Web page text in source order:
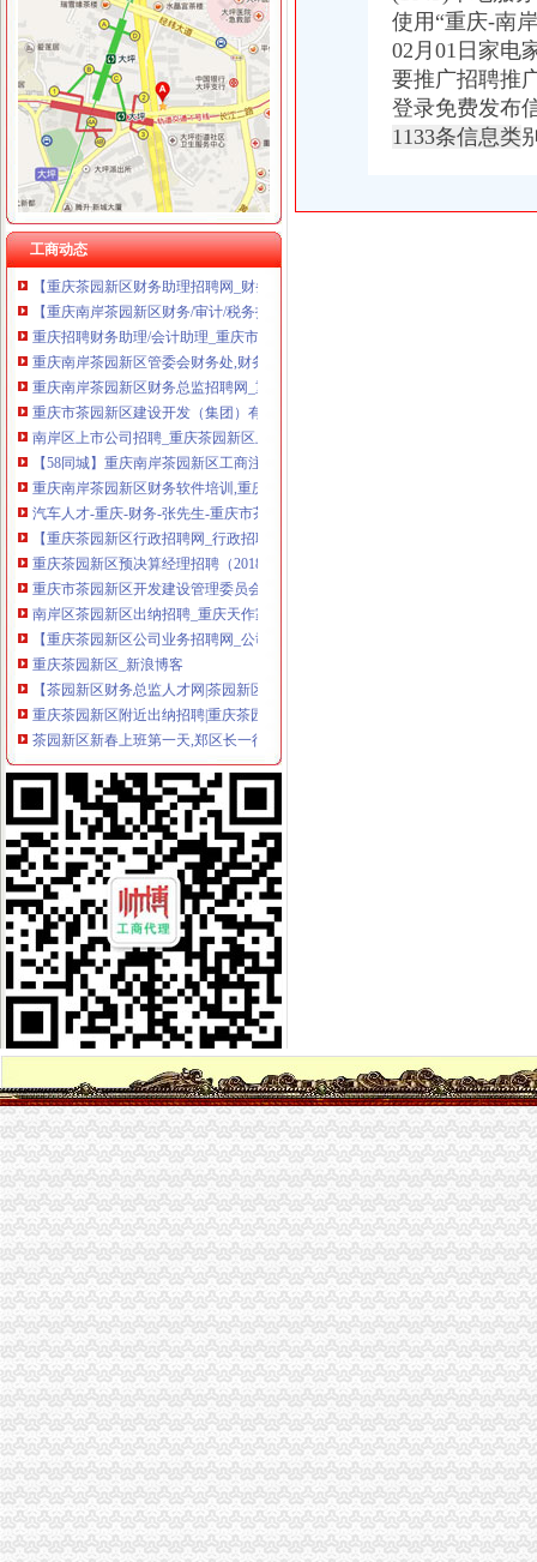
工商动态
茶园新区财务公司
南岸区茶园新区H标准分区19-1/02（局部）、19-7/02（局部）、19-12/
重庆茶园新区附近培训招聘|重庆茶园新区附近培训职位信息汇总|重庆
重庆凌进电子有限公司,重庆市南岸区茶园新区长江工业园江迎路11号
[重庆茶园新区]某科技公司新建厂区技术中心1号楼建筑施工图-办公建
重庆开发商争相入驻茶园新区南岸商圈添新商业-铜房网
重庆到家了网络科技有限公司南岸区茶园新区分公司_【电话地址_招聘
【茶园新区财务主管招聘|茶园新区审计主管招聘|茶园新区统计主管招
【重庆茶园新区财务助理招聘网_财务助理招聘信息】-重庆智联招聘
【重庆南岸茶园新区财务/审计/税务招聘网|2018年重庆南岸茶园新区财
重庆招聘财务助理/会计助理_重庆市一方财务代理有限公司招聘-汇博网
重庆南岸茶园新区管委会财务处,财务管理培训,财务管理知识-报名
重庆南岸茶园新区财务总监招聘网_重庆南岸茶园新区财务总监人才网_
重庆市茶园新区建设开发（集团）有限公司_【信用信息_诉讼信息_财
南岸区上市公司招聘_重庆茶园新区上市公司招聘信息_求职找工作-重
【58同城】重庆南岸茶园新区工商注册_公司注册代理_代办注册公司价
重庆南岸茶园新区财务软件培训,重庆南岸茶园新区财务软件培训班,
汽车人才-重庆-财务-张先生-重庆市茶园新区管委会|汽车人招聘网
【重庆茶园新区行政招聘网_行政招聘信息】-重庆智联招聘
重庆茶园新区预决算经理招聘（2018年）-职友集（让就业决策更聪明
重庆市茶园新区开发建设管理委员会_【电话地址_招聘信息_注册信息_
南岸区茶园新区出纳招聘_重庆天作家具有限公司招聘信息_联英人才网
【重庆茶园新区公司业务招聘网_公司业务招聘信息】-重庆智联招聘
重庆茶园新区_新浪博客
【茶园新区财务总监人才网|茶园新区财务总监求职|茶园新区财务经理
重庆茶园新区附近出纳招聘|重庆茶园新区附近出纳职位信息汇总|重庆
茶园新区新春上班第一天,郑区长一行视察茶园新区-重庆市南岸区人
重庆茶园新区融资招聘（2018年）-职友集（让就业决策更聪明）
重庆副总裁/副总经理：茶园新区高薪诚聘副总-重庆爱问分类
重庆南岸茶园新区会计实务培训,重庆南岸茶园新区会计实操培训班,
【58同城】茶园新区商业纠纷咨询_茶园新区经济纠纷咨询
茶园新区通江大道北段绿化养护招标公告-中国采招网
南岸区茶园新区通江大道地下通道物业管理招标公告_中国招标网_重庆
中海建国际招标有限责任公司关于茶园新区通江大道北段绿化养护项目
南岸区茶园新区东港工业园管委会
重庆南岸茶园新区财会英语培训,重庆南岸茶园新区财会英语培训班,
中铁山水一舍小区租房,三室二厅,南岸茶园新区中铁山水一舍139
【茶园新区同景信息】赶集网
合富锦绣重庆茶园新区汇景苑a区项目营销方案地产资料.ppt全文-研究
5月9日茶园新区通江大道北段绿化养护项目（第二次）-十环招标网
付3.5万包干,买茶园新区洋房,后期可,重庆南岸茶园新区同
重庆市茶园新区供水管网二期工程（横十四路KO+00-K1+535.265、纵
茶园新区A区范围绿化养护项目采购公告（项目编号=0819-
【重庆茶园新区二手电视转让_交易市场】-重庆赶集网
茶园新区科技创业中心及综合管理大楼物业管理（第二次）招标公告-
重庆市茶园新区供水加泵站设计招标公告-污水处理勘察设计
重庆茶园新区静一总部基地项目市场研究报告133p2012年2月总部区
茶园新区ZT项目的可行研究
南岸区茶园新区通江大道地下通道物业管理（17C0151）采购公告_
重庆南岸茶园新区锅炉工招聘网_重庆南岸茶园新区锅炉工人才网_重庆
新加坡商业巨擘中国秀重庆茶园新区亮“商业王牌”_中国频道_红网
重庆南岸茶园新区校长招聘网_重庆南岸茶园新区校长人才网_重庆南岸
重庆市茶园新区供水管网二期工程鹿角组团北区供水加_北京海淀保
茶园精装修3房,位置当道,小区房,只需拎包入住,重庆南岸茶园新
茶园新区新春上班第一天, 郑区长一行视察茶园新区_重庆茶园新区_
中国银行股份有限公司重庆茶园新区支行_【电话地址_招聘信息_注册
茶园新区财务公司
南岸区茶园新区H标准分区19-1/02（局部）、19-7/02（局部）、19-12/
重庆茶园新区附近培训招聘|重庆茶园新区附近培训职位信息汇总|重庆
重庆凌进电子有限公司,重庆市南岸区茶园新区长江工业园江迎路11号
使用“重庆-南
02月01日家电
要推广招聘推
登录免费发布
1133条信息类